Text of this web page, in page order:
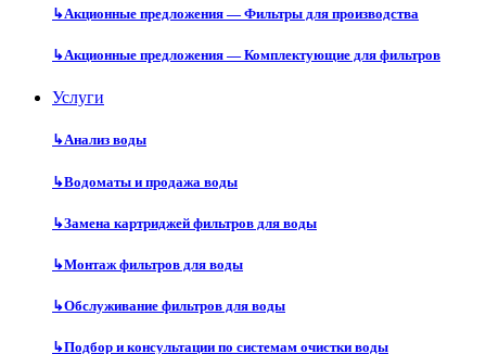
↳Акционные предложения — Фильтры для производства
↳Акционные предложения — Комплектующие для фильтров
Услуги
↳Анализ воды
↳Водоматы и продажа воды
↳Замена картриджей фильтров для воды
↳Монтаж фильтров для воды
↳Обслуживание фильтров для воды
↳Подбор и консультации по системам очистки воды